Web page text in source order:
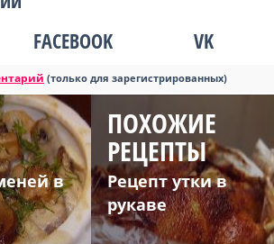
FACEBOOK VK
(только для зарегистрированных)
в
ПОХОЖИЕ
РЕЦЕПТЫ
Рецепт утки в
рукаве